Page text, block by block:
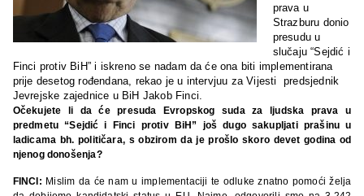
prava u
Strazburu donio
presudu u
slučaju “Sejdić i
Finci protiv BiH” i iskreno se nadam da će ona biti implementirana
prije desetog rođendana, rekao je u intervjuu za Vijesti predsjednik
Jevrejske zajednice u BiH Jakob Finci.
Očekujete li da će presuda Evropskog suda za ljudska prava u
predmetu “Sejdić i Finci protiv BiH” još dugo sakupljati prašinu u
ladicama bh. političara, s obzirom da je prošlo skoro devet godina od
njenog donošenja?
FINCI: Mislim da će nam u implementaciji te odluke znatno pomoći želja